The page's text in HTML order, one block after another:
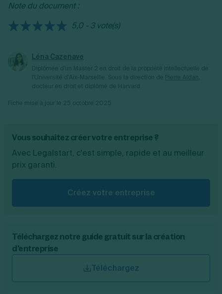
au public.
Note du document :
5,0 - 3 vote(s)
Léna Cazenave
Vous souhaitez créer votre entreprise ?
Avec Legalstart, c'est simple, rapide et au meilleur
prix garanti.
Créez votre entreprise
Téléchargez notre guide gratuit sur la création
d'entreprise
Téléchargez